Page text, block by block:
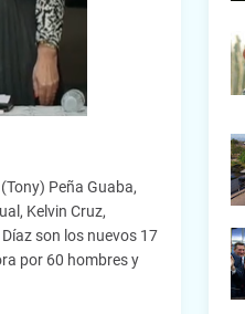
Peña Guaba,
Kelvin Cruz,
son los nuevos 17
por 60 hombres y